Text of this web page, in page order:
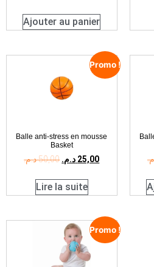
Ajouter au panier
Promo !
Balle anti-stress en mousse
Basket
50,00د.م. 25,00 د.م.
Lire la suite
Promo !